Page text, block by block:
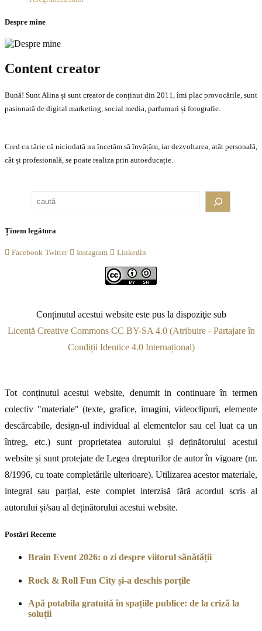
Despre mine
Content creator
Bună! Sunt Alina și sunt creator de conținut din 2011, îmi plac provocările, sunt
pasionată de digital marketing, social media, parfumuri și fotografie.
Cred cu tărie că niciodată nu încetăm să învățăm, iar dezvoltarea, atât personală,
cât și profesională, se poate realiza prin autoeducație.
Ținem legătura
Facebook Twitter Instagram Linkedin
Conținutul acestui website este pus la dispoziţie sub
Licență Creative Commons CC BY-SA 4.0 (Atribuire - Partajare în
Condiții Identice 4.0 Internațional)
Tot conținutul acestui website, denumit in continuare în termen
colectiv "materiale" (texte, grafice, imagini, videoclipuri, elemente
descărcabile, design-ul individual al elementelor sau cel luat ca un
întreg, etc.) sunt proprietatea autorului și deținătorului acestui
website și sunt protejate de Legea drepturilor de autor în vigoare (nr.
8/1996, cu toate completările ulterioare). Utilizarea acestor materiale,
integral sau parțial, este complet interzisă fără acordul scris al
autorului și/sau al deținătorului acestui website.
Postări Recente
Brain Event 2026: o zi despre viitorul sănătății
Rock & Roll Fun City și-a deschis porțile
Apă potabila gratuită în spațiile publice: de la criză la
soluții